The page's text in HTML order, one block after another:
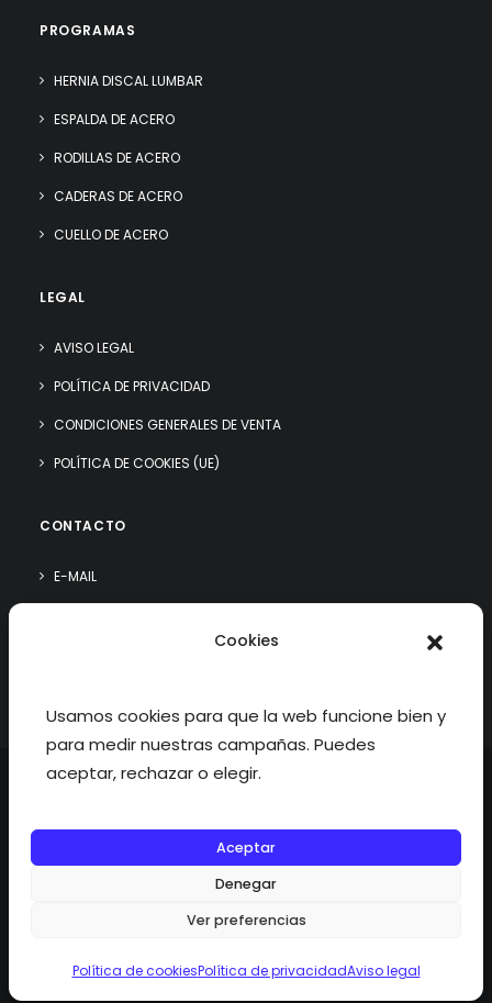
Cookies
Usamos cookies para que la web funcione bien y
para medir nuestras campañas. Puedes
aceptar, rechazar o elegir.
Aceptar
Denegar
Ver preferencias
Política de cookiesPolítica de privacidadAviso legal
PROGRAMAS
HERNIA DISCAL LUMBAR
ESPALDA DE ACERO
RODILLAS DE ACERO
CADERAS DE ACERO
CUELLO DE ACERO
LEGAL
AVISO LEGAL
POLÍTICA DE PRIVACIDAD
CONDICIONES GENERALES DE VENTA
POLÍTICA DE COOKIES (UE)
CONTACTO
E-MAIL
©2026 fisioterapiatualcance todos los derechos reservados.